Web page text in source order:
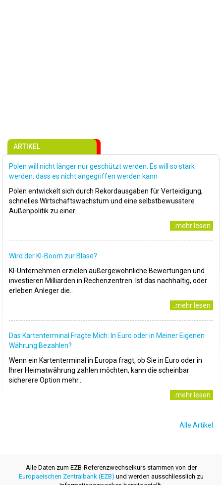
ARTIKEL
Polen will nicht länger nur geschützt werden. Es will so stark
werden, dass es nicht angegriffen werden kann
Polen entwickelt sich durch Rekordausgaben für Verteidigung,
schnelles Wirtschaftswachstum und eine selbstbewusstere
Außenpolitik zu einer..
..mehr lesen
Wird der KI-Boom zur Blase?
KI-Unternehmen erzielen außergewöhnliche Bewertungen und
investieren Milliarden in Rechenzentren. Ist das nachhaltig, oder
erleben Anleger die..
..mehr lesen
Das Kartenterminal Fragte Mich: In Euro oder in Meiner Eigenen
Währung Bezahlen?
Wenn ein Kartenterminal in Europa fragt, ob Sie in Euro oder in
Ihrer Heimatwährung zahlen möchten, kann die scheinbar
sicherere Option mehr..
..mehr lesen
Alle Artikel
Alle Daten zum EZB-Referenzwechselkurs stammen von der
Europaeischen Zentralbank (EZB) und werden ausschliesslich zu